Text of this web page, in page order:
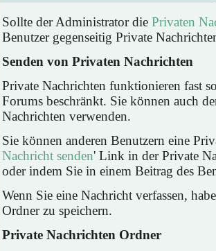
Sollte der Administrator die Privaten
Benutzer gegenseitig Private
Senden von Privaten Nachrichten
Private Nachrichten funktionieren fast
Forums beschränkt. Sie können auch
Nachrichten verwenden.
Sie können anderen Benutzern eine
Nachricht senden' Link in der Private
oder indem Sie in einem Beitrag des
Wenn Sie eine Nachricht verfassen,
Ordner zu speichern.
Private Nachrichten Ordner